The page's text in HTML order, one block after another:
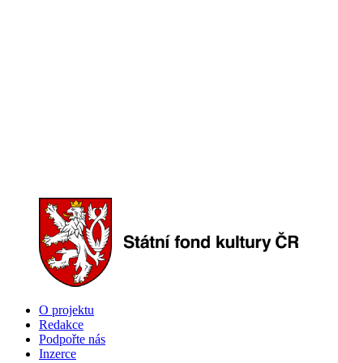
O projektu
Redakce
Podpořte nás
Inzerce